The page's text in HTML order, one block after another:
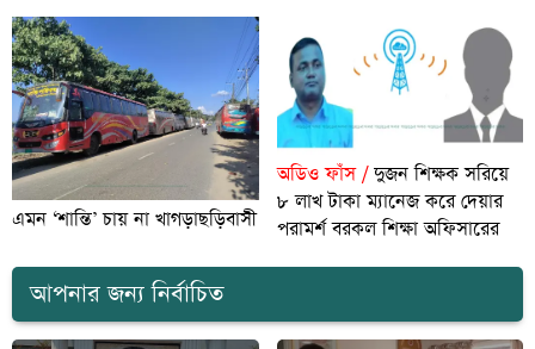
এমন ‘শান্তি’ চায় না খাগড়াছড়িবাসী
অডিও ফাঁস /দুজন শিক্ষক সরিয়ে
৮ লাখ টাকা ম্যানেজ করে দেয়ার
পরামর্শ বরকল শিক্ষা অফিসারের
আপনার জন্য নির্বাচিত